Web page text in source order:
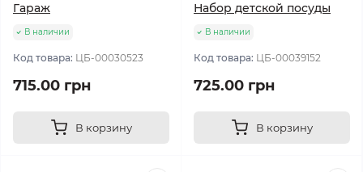
Гараж
В наличии
Код товара: ЦБ-00030523
715.00 грн
В корзину
Набор детской посуды
В наличии
Код товара: ЦБ-00039152
725.00 грн
В корзину